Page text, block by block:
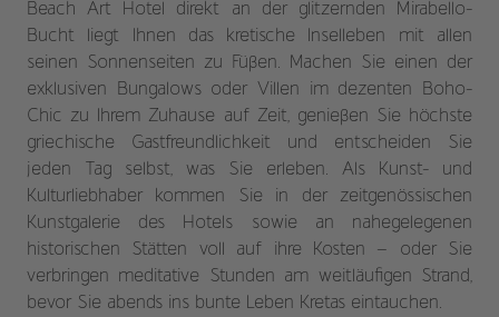
Beach Art Hotel direkt an der glitzernden Mirabello-
Bucht liegt Ihnen das kretische Inselleben mit allen
seinen Sonnenseiten zu Füßen. Machen Sie einen der
exklusiven Bungalows oder Villen im dezenten Boho-
Chic zu Ihrem Zuhause auf Zeit, genießen Sie höchste
griechische Gastfreundlichkeit und entscheiden Sie
jeden Tag selbst, was Sie erleben. Als Kunst- und
Kulturliebhaber kommen Sie in der zeitgenössischen
Kunstgalerie des Hotels sowie an nahegelegenen
historischen Stätten voll auf ihre Kosten – oder Sie
verbringen meditative Stunden am weitläufigen Strand,
bevor Sie abends ins bunte Leben Kretas eintauchen.